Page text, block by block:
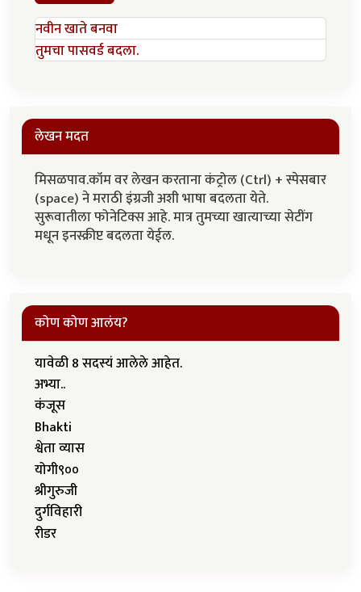
नवीन खाते बनवा
तुमचा पासवर्ड बदला.
लेखन मदत
मिसळपाव.कॉम वर लेखन करताना कंट्रोल (Ctrl) + स्पेसबार
(space) ने मराठी इंग्रजी अशी भाषा बदलता येते.
सुरूवातीला फोनेटिक्स आहे. मात्र तुमच्या खात्याच्या सेटींग
मधून इनस्क्रीप्ट बदलता येईल.
कोण कोण आलंय?
यावेळी 8 सदस्यं आलेले आहेत.
अभ्या..
कंजूस
Bhakti
श्वेता व्यास
योगी९००
श्रीगुरुजी
दुर्गविहारी
रीडर